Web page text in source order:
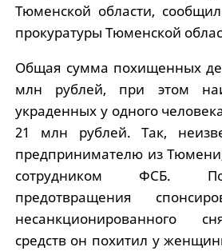
Тюменской области,
прокуратуры Тюменской
Общая сумма похищенных
млн рублей, при этом
украденных у одного
21 млн рублей. Так,
предпринимателю из
сотрудником ФСБ.
предотвращения
несанкционированного
средств он похитил у